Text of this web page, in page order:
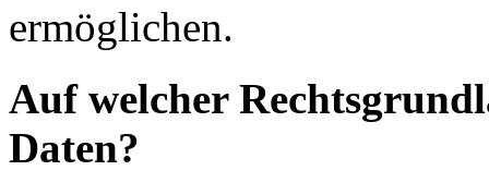
ermöglichen.
Auf welcher
Daten?